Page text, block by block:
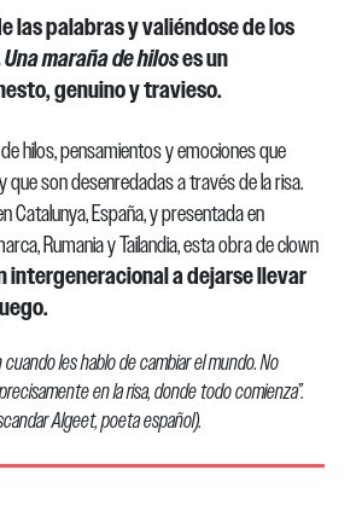
las palabras y valiéndose de los
maraña de hiloses un
genuino y travieso.
hilos, pensamientos y emociones que
que son desenredadas a través de la risa.
Catalunya, España, y presentada en
Rumania y Tailandia, esta obra de clown
intergeneracional a dejarse llevar
cuando les hablo de cambiar el mundo. No
en la risa, donde todo comienza”.
Algeet, poeta español).